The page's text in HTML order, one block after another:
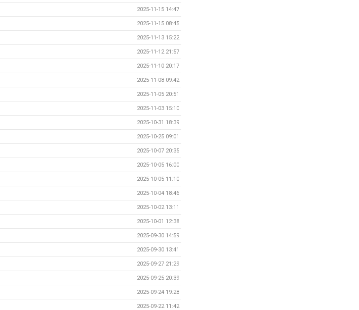
2025-11-15 14:47
2025-11-15 08:45
2025-11-13 15:22
2025-11-12 21:57
2025-11-10 20:17
2025-11-08 09:42
2025-11-05 20:51
2025-11-03 15:10
2025-10-31 18:39
2025-10-25 09:01
2025-10-07 20:35
2025-10-05 16:00
2025-10-05 11:10
2025-10-04 18:46
2025-10-02 13:11
2025-10-01 12:38
2025-09-30 14:59
2025-09-30 13:41
2025-09-27 21:29
2025-09-25 20:39
2025-09-24 19:28
2025-09-22 11:42